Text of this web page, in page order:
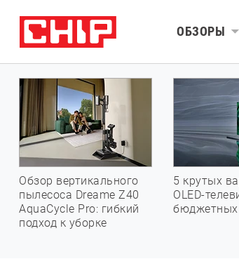
ОБЗОРЫ
Обзор вертикального
пылесоса Dreame Z40
AquaCycle Pro: гибкий
подход к уборке
5 крутых
OLED-
бюджетных